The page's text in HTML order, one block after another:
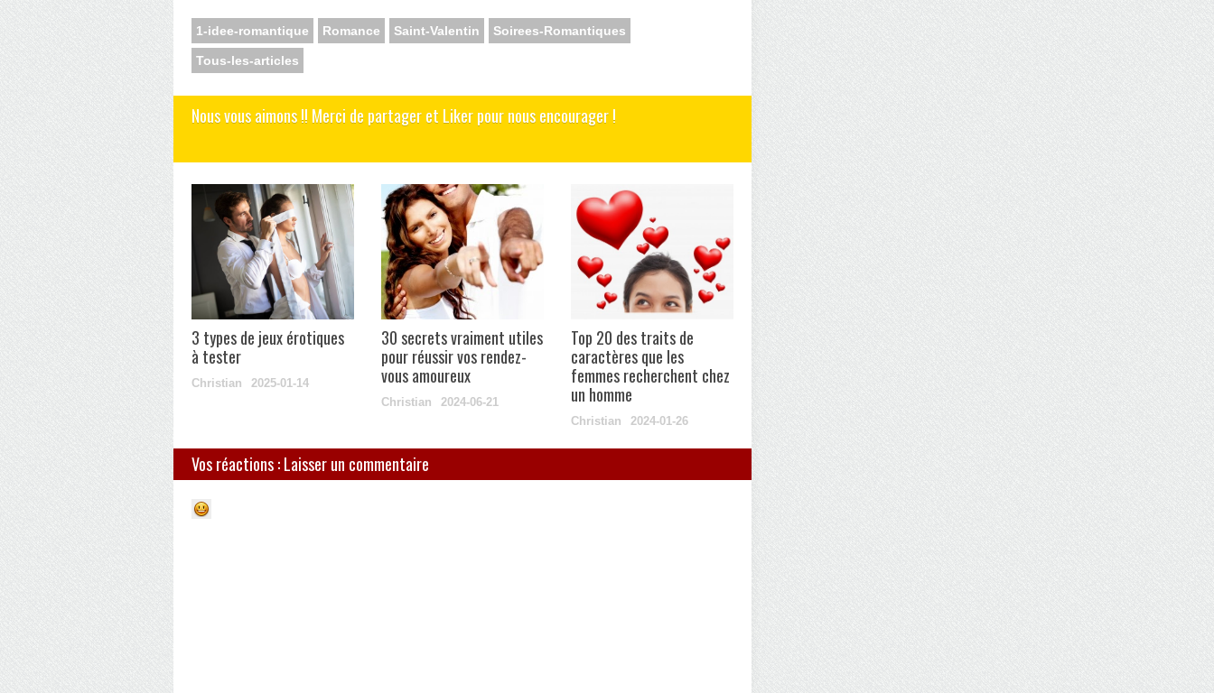
1-idee-romantique Romance Saint-Valentin Soirees-Romantiques
Tous-les-articles
Nous vous aimons !! Merci de partager et Liker pour nous encourager !
3 types de jeux érotiques
à tester
Christian 2025-01-14
30 secrets vraiment utiles
pour réussir vos rendez-
vous amoureux
Christian 2024-06-21
Top 20 des traits de
caractères que les
femmes recherchent chez
un homme
Christian 2024-01-26
Vos réactions : Laisser un commentaire